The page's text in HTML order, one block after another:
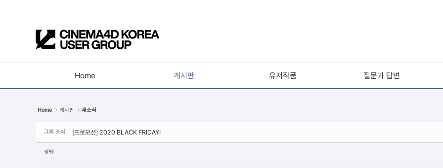
Home 게시판 유저작품 질문과 답변
Home 게시판 새소식
그외 소식 [프로모션] 2020 BLACK FRIDAY!
정뒝
Sketchbook5, 스케치북5
Sketchbook5, 스케치북5